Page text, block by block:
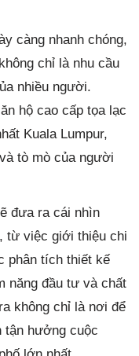
càng nhanh chóng,
chỉ là nhu cầu
nhiều người.
hộ cao cấp tọa lạc
Kuala Lumpur,
tò mò của người
đưa ra cái nhìn
từ việc giới thiệu chi
phân tích thiết kế
năng đầu tư và chất
không chỉ là nơi để
tận hưởng cuộc